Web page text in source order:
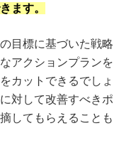
ます。
目標に基づいた戦略
アクションプランを
カットできるでしょ
対して改善すべきポ
してもらえることも